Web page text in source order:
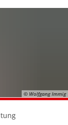
de
© Wolfgang Immig